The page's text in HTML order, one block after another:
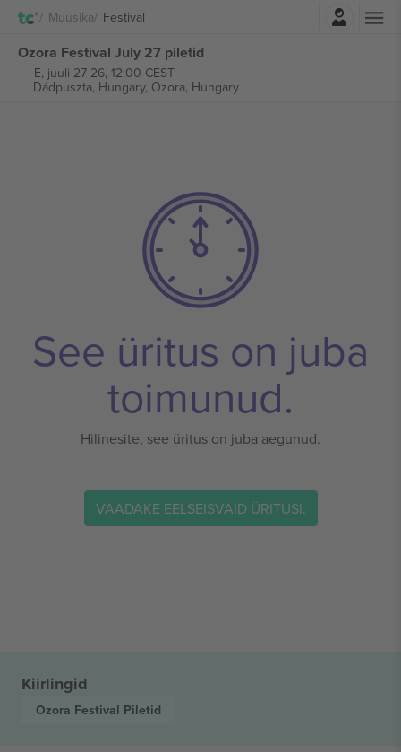
Muusika Festival
Ozora Festival July 27 piletid
E, juuli 27 26, 12:00 CEST
Dádpuszta, Hungary, Ozora, Hungary
See üritus on juba
toimunud.
Hilinesite, see üritus on juba aegunud.
VAADAKE EELSEISVAID ÜRITUSI.
Kiirlingid
Ozora Festival Piletid